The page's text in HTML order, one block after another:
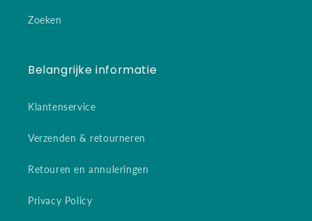
Zoeken
Belangrijke informatie
Klantenservice
Verzenden & retourneren
Retouren en annuleringen
Privacy Policy